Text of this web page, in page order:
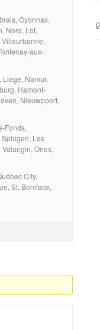
Oyonnax,
Nord, Lot,
aux-
Namur,
Hamont-
Nieuwpoort,
Fonds,
Les
Onex,
City,
St. Boniface,